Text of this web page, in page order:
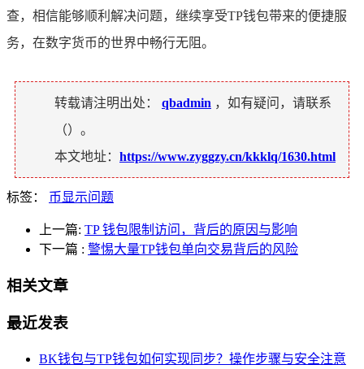
查，相信能够顺利解决问题，继续享受TP钱包带来的便捷服
务，在数字货币的世界中畅行无阻。
转载请注明出处： qbadmin ，如有疑问，请联系
（ ）。
本文地址： https://www.zyggzy.cn/kkklq/1630.html
标签： 币显示问题
上一篇: TP 钱包限制访问，背后的原因与影响
下一篇 : 警惕大量TP钱包单向交易背后的风险
相关文章
最近发表
BK钱包与TP钱包如何实现同步？操作步骤与安全注意